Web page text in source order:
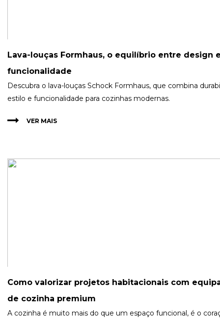
Lava-louças Formhaus, o equilíbrio entre design
funcionalidade
Descubra o lava-louças Schock Formhaus, que combina
estilo e funcionalidade para cozinhas modernas.
VER MAIS
Como valorizar projetos habitacionais com
de cozinha premium
A cozinha é muito mais do que um espaço funcional, é o